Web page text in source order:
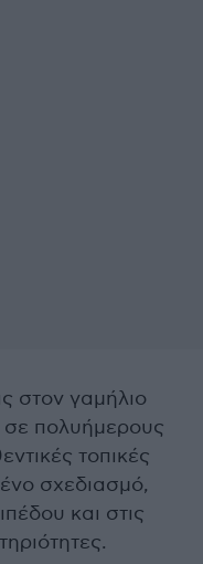
στον γαμήλιο
σε πολυήμερους
τοπικές
σχεδιασμό,
και στις